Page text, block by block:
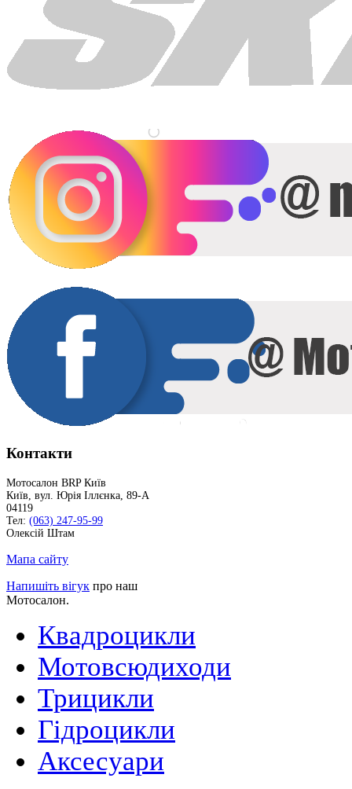
Контакти
Мотосалон BRP Київ
Київ, вул. Юрія Іллєнка, 89-А
04119
Тел: (063) 247-95-99
Олексій Штам
Мапа сайту
Напишіть вігук про наш
Мотосалон.
Квадроцикли
Мотовсюдиходи
Трицикли
Гідроцикли
Аксесуари